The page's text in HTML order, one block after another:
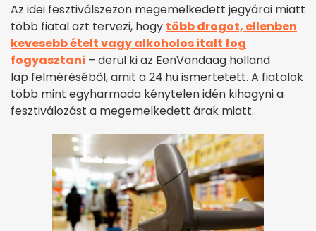
Az idei fesztiválszezon megemelkedett jegyárai miatt
több fiatal azt tervezi, hogy több drogot, ellenben
kevesebb ételt vagy alkoholos italt fog
fogyasztani – derül ki az EenVandaag holland
lap felméréséből, amit a 24.hu ismertetett. A fiatalok
több mint egyharmada kénytelen idén kihagyni a
fesztiválozást a megemelkedett árak miatt.